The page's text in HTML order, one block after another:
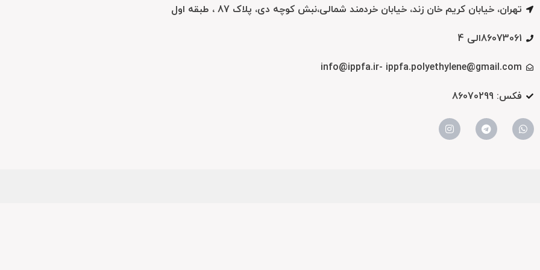
تهران، خیابان کریم خان زند، خیابان خردمند شمالی،نبش کوچه دی، پلاک 87 ، طبقه اول
86073061الی 4
info@ippfa.ir- ippfa.polyethylene@gmail.com
فکس: 86070299